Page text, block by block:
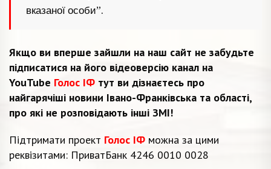
вказаної особи”.
Якщо ви вперше зайшли на наш сайт не забудьте
підписатися на його відеоверсію канал на
YouTube Голос ІФ тут ви дізнаєтесь про
найгарячіші новини Івано-Франківська та області,
про які не розповідають інші ЗМІ!
Підтримати проект Голос ІФ можна за цими
реквізитами: ПриватБанк 4246 0010 0028